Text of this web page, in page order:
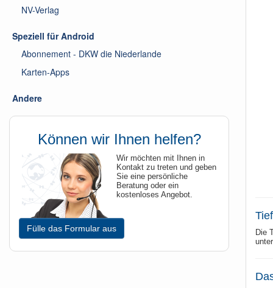
Die
NV-Verlag
Speziell für Android
Abonnement - DKW die Niederlande
Karten-Apps
Andere
Können wir Ihnen helfen?
Wir möchten mit Ihnen in
Kontakt zu treten und geben
Sie eine persönliche
Beratung oder ein
kostenloses Angebot.
Fülle das Formular aus